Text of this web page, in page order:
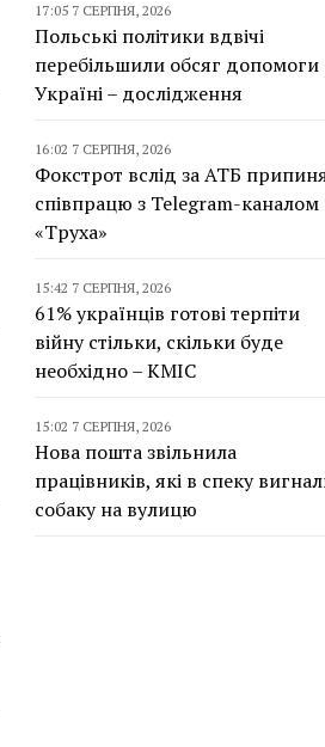
17:05 7 СЕРПНЯ, 2026
Польські політики вдвічі
перебільшили обсяг допомоги
Україні – дослідження
16:02 7 СЕРПНЯ, 2026
Фокстрот вслід за АТБ
співпрацю з Telegram-каналом
«Труха»
15:42 7 СЕРПНЯ, 2026
61% українців готові терпіти
війну стільки, скільки буде
необхідно – КМІС
15:02 7 СЕРПНЯ, 2026
Нова пошта звільнила
працівників, які в спеку
собаку на вулицю